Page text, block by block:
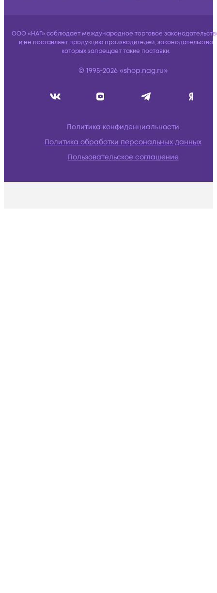
ООО «НАГ» соблюдает международное торговое
и не поставляет продукцию производителей, законодательство
которых запрещает такие поставки.
© 1995-2026 «shop.nag.ru»
Политика конфиденциальности
Политика обработки персональных данных
Пользовательское соглашение